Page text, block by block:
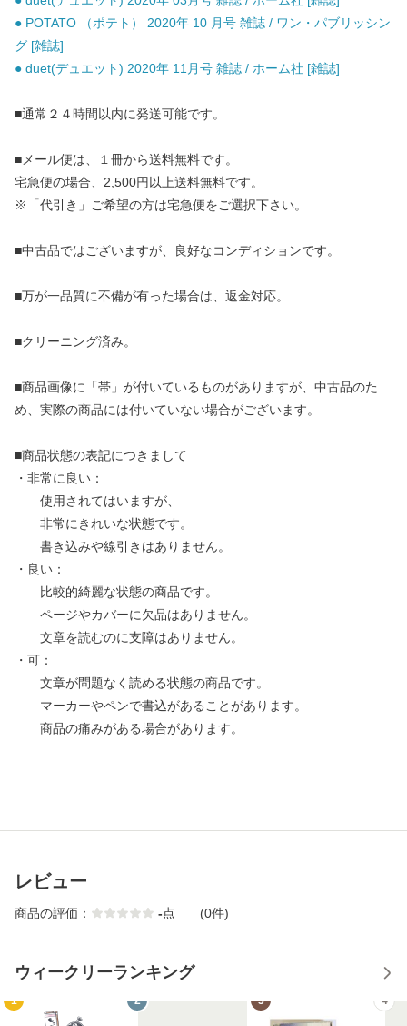
● POTATO （ポテト） 2020年 10 月号 雑誌 / ワン・パブリッシン
グ [雑誌]
● duet(デュエット) 2020年 11月号 雑誌 / ホーム社 [雑誌]
■通常２４時間以内に発送可能です。
■メール便は、１冊から送料無料です。
宅急便の場合、2,500円以上送料無料です。
※「代引き」ご希望の方は宅急便をご選択下さい。
■中古品ではございますが、良好なコンディションです。
■万が一品質に不備が有った場合は、返金対応。
■クリーニング済み。
■商品画像に「帯」が付いているものがありますが、中古品のた
め、実際の商品には付いていない場合がございます。
■商品状態の表記につきまして
・非常に良い：
使用されてはいますが、
非常にきれいな状態です。
書き込みや線引きはありません。
・良い：
比較的綺麗な状態の商品です。
ページやカバーに欠品はありません。
文章を読むのに支障はありません。
・可：
文章が問題なく読める状態の商品です。
マーカーやペンで書込があることがあります。
商品の痛みがある場合があります。
レビュー
商品の評価： -点 (0件)
ウィークリーランキング
1 2 3 4